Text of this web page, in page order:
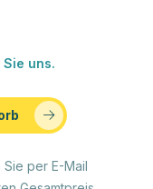
uns.
per E-Mail